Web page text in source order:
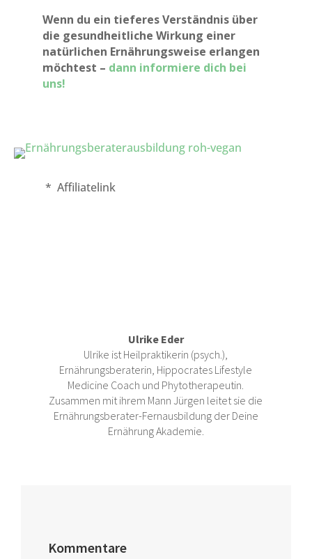
Wenn du ein tieferes Verständnis über
die gesundheitliche Wirkung einer
natürlichen Ernährungsweise erlangen
möchtest – dann informiere dich bei
uns!
* Affiliatelink
Ulrike Eder
Ulrike ist Heilpraktikerin (psych.),
Ernährungsberaterin, Hippocrates Lifestyle
Medicine Coach und Phytotherapeutin.
Zusammen mit ihrem Mann Jürgen leitet sie die
Ernährungsberater-Fernausbildung der Deine
Ernährung Akademie.
Kommentare